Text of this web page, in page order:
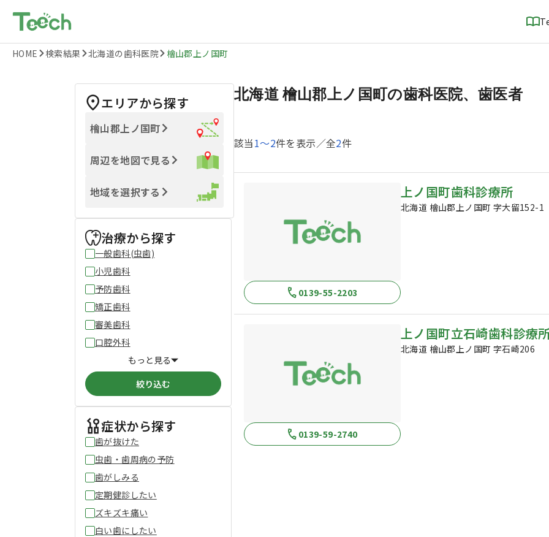
HOME 検索結果 北海道の歯科医院 檜山郡上ノ国町
エリアから探す
檜山郡上ノ国町
周辺を地図で見る
地域を選択する
治療から探す
一般歯科(虫歯)
小児歯科
予防歯科
矯正歯科
審美歯科
口腔外科
もっと見る
絞り込む
症状から探す
歯が抜けた
虫歯・歯周病の予防
歯がしみる
定期健診したい
ズキズキ痛い
白い歯にしたい
北海道 檜山郡上ノ国町の歯科医院、歯医者
該当1〜2件を表示／全2件
0139-55-2203
上ノ国町歯科診療所
北海道 檜山郡上ノ国町 字大留152-1
0139-59-2740
上ノ国町立石崎歯科診療
北海道 檜山郡上ノ国町 字石崎206